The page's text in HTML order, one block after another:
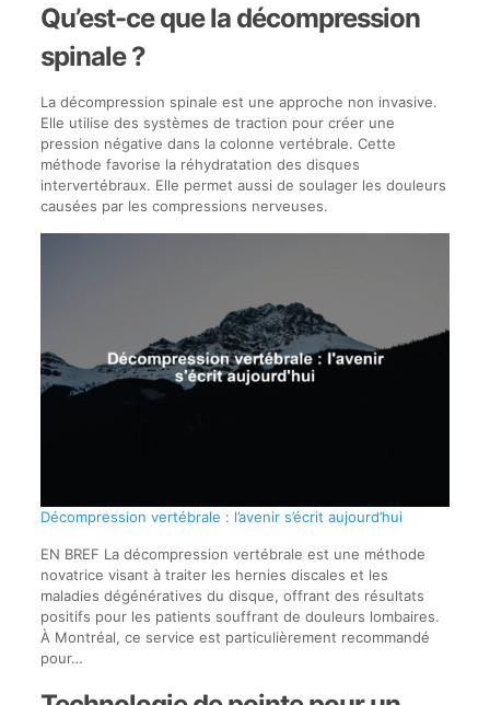
Qu’est-ce que la décompression
spinale ?
La décompression spinale est une approche non invasive.
Elle utilise des systèmes de traction pour créer une
pression négative dans la colonne vertébrale. Cette
méthode favorise la réhydratation des disques
intervertébraux. Elle permet aussi de soulager les douleurs
causées par les compressions nerveuses.
Décompression vertébrale : l’avenir s’écrit aujourd’hui
EN BREF La décompression vertébrale est une méthode
novatrice visant à traiter les hernies discales et les
maladies dégénératives du disque, offrant des résultats
positifs pour les patients souffrant de douleurs lombaires.
À Montréal, ce service est particulièrement recommandé
pour…